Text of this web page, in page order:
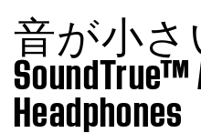
音が小さ
SoundTrue™
Headphones